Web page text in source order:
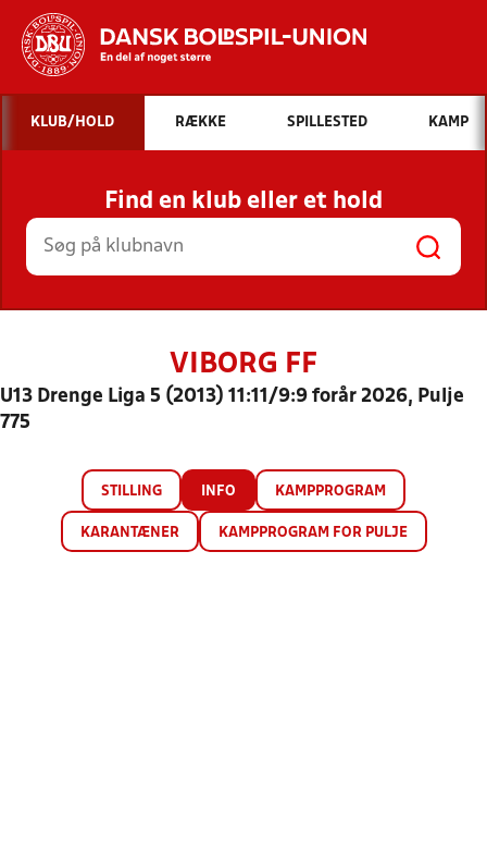
Hvad vil du søge efter?
INDHOLD OG NYHEDER
STILLINGER, RESULTATER, KLUBBER OG
HOLD
KLUB/HOLD RÆKKE SPILLESTED KAMP
Find en klub eller et hold
VIBORG FF
U13 Drenge Liga 5 (2013) 11:11/9:9 forår 2026, Pulje
775
STILLING INFO KAMPPROGRAM
KARANTÆNER KAMPPROGRAM FOR PULJE